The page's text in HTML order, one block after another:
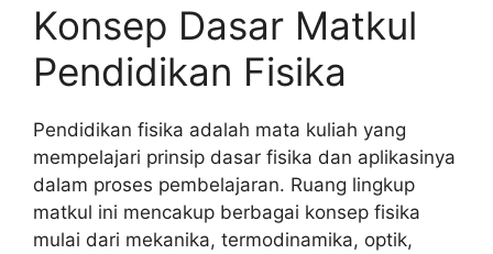
Konsep Dasar Matkul
Pendidikan Fisika
Pendidikan fisika adalah mata kuliah yang
mempelajari prinsip dasar fisika dan aplikasinya
dalam proses pembelajaran. Ruang lingkup
matkul ini mencakup berbagai konsep fisika
mulai dari mekanika, termodinamika, optik,